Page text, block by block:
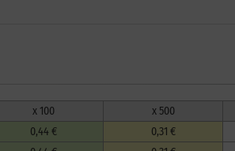
x 100 x 500
0,44 € 0,31 €